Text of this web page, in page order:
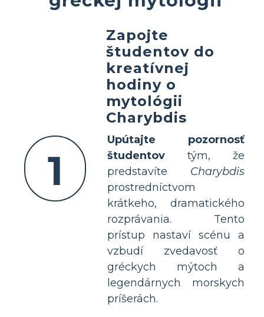
1
Zapojte
študentov do
kreatívnej
hodiny o
mytológii
Charybdis
Upútajte pozornosť
študentov tým, že
predstavíte Charybdis
prostredníctvom
krátkeho, dramatického
rozprávania. Tento
prístup nastaví scénu a
vzbudí zvedavosť o
gréckych mýtoch a
legendárnych morskych
príšerách.